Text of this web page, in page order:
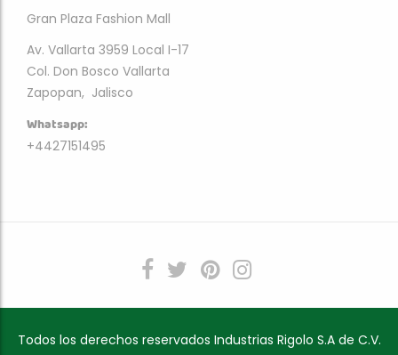
Gran Plaza Fashion Mall
Av. Vallarta 3959 Local I-17
Col. Don Bosco Vallarta
Zapopan, Jalisco
Whatsapp:
+4427151495
Todos los derechos reservados Industrias Rigolo S.A de C.V.